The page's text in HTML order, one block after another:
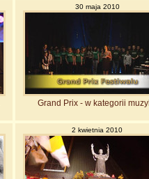
30 maja 2010
Grand Prix - w kategorii
2 kwietnia 2010